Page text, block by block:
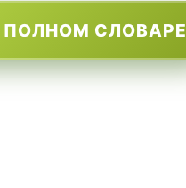
ПОЛНОМ СЛОВАРЕ